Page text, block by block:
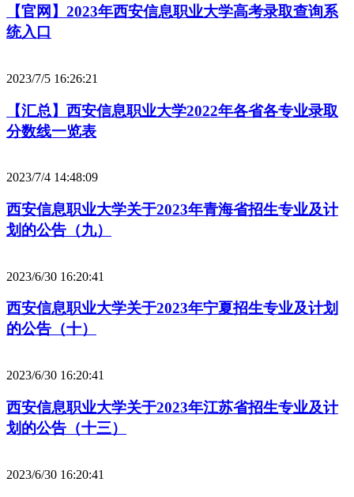
【官网】2023年西安信息职业大学高考录取查询系
统入口
2023/7/5 16:26:21
【汇总】西安信息职业大学2022年各省各专业录取
分数线一览表
2023/7/4 14:48:09
西安信息职业大学关于2023年青海省招生专业及计
划的公告（九）
2023/6/30 16:20:41
西安信息职业大学关于2023年宁夏招生专业及计划
的公告（十）
2023/6/30 16:20:41
西安信息职业大学关于2023年江苏省招生专业及计
划的公告（十三）
2023/6/30 16:20:41